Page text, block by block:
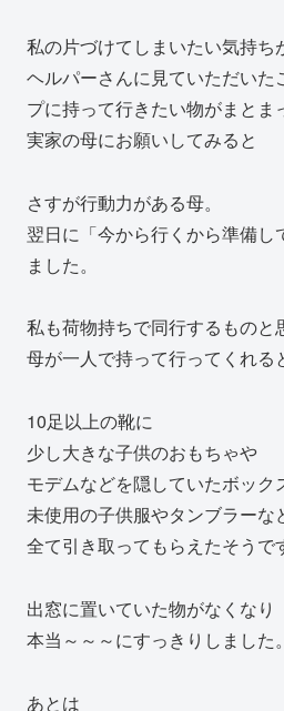
私の片づけてしまいたい気持ち
ヘルパーさんに見ていただいた
プに持って行きたい物がまとま
実家の母にお願いしてみると
さすが行動力がある母。
翌日に「今から行くから準備し
ました。
私も荷物持ちで同行するものと
母が一人で持って行ってくれる
10足以上の靴に
少し大きな子供のおもちゃや
モデムなどを隠していたボック
未使用の子供服やタンブラーな
全て引き取ってもらえたそうで
出窓に置いていた物がなくなり
本当～～～にすっきりしました
あとは